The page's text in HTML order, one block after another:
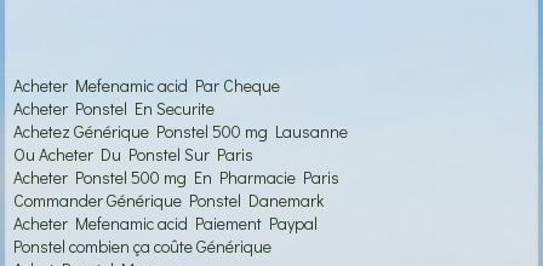
Acheter Mefenamic acid Par Cheque
Acheter Ponstel En Securite
Achetez Générique Ponstel 500 mg Lausanne
Ou Acheter Du Ponstel Sur Paris
Acheter Ponstel 500 mg En Pharmacie Paris
Commander Générique Ponstel Danemark
Acheter Mefenamic acid Paiement Paypal
Ponstel combien ça coûte Générique